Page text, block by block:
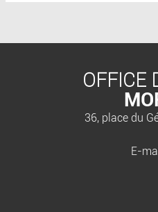
OFFICE
36, place du
E-